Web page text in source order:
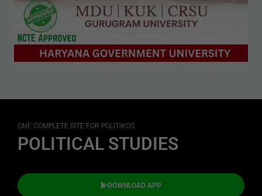
ONE COMPLETE SITE FOR POLITIKOS
POLITICAL STUDIES
DOWNLOAD APP